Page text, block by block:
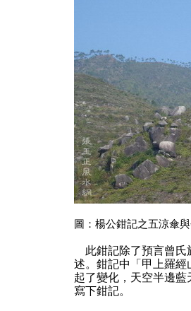
圖：楊公鉗記之五涼傘
此鉗記除了預言曾
述。鉗記中「甲上羅
起了變化，天空半邊
寫下鉗記。